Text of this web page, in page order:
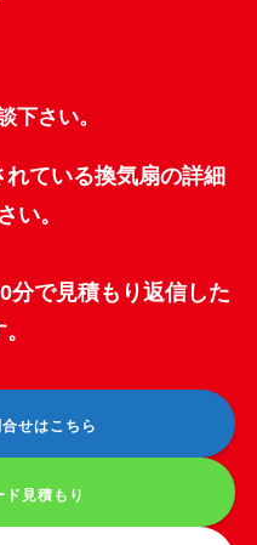
下さい。
ている換気扇の詳細
い。
分で見積もり返信した
せはこちら
見積もり